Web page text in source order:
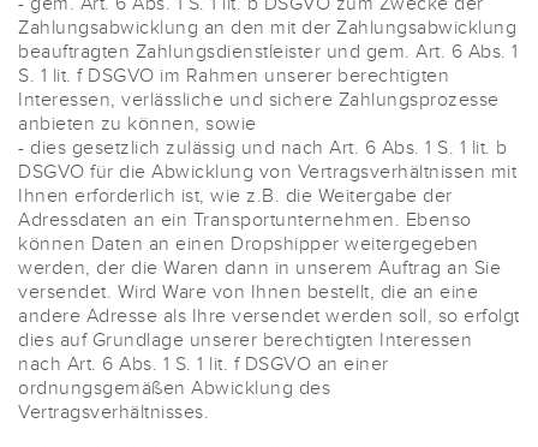
Zahlungsabwicklung an den mit der Zahlungsabwicklung
beauftragten Zahlungsdienstleister und gem. Art. 6 Abs. 1
S. 1 lit. f DSGVO im Rahmen unserer berechtigten
Interessen, verlässliche und sichere Zahlungsprozesse
anbieten zu können, sowie
- dies gesetzlich zulässig und nach Art. 6 Abs. 1 S. 1 lit. b
DSGVO für die Abwicklung von Vertragsverhältnissen mit
Ihnen erforderlich ist, wie z.B. die Weitergabe der
Adressdaten an ein Transportunternehmen. Ebenso
können Daten an einen Dropshipper weitergegeben
werden, der die Waren dann in unserem Auftrag an Sie
versendet. Wird Ware von Ihnen bestellt, die an eine
andere Adresse als Ihre versendet werden soll, so erfolgt
dies auf Grundlage unserer berechtigten Interessen
nach Art. 6 Abs. 1 S. 1 lit. f DSGVO an einer
ordnungsgemäßen Abwicklung des
Vertragsverhältnisses.